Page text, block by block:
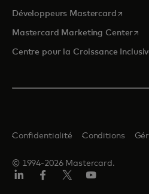
Développeurs Mastercards’ouvre
Mastercard Marketing Center
Centre pour la Croissance
© 1994-2026 Mastercard.
Confidentialité Conditions